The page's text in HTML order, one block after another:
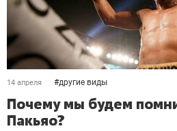
14 апреля #другие виды
Почему мы будем
Пакьяо?